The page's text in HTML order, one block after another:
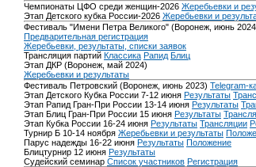
Чемпионаты ЦФО среди женщин-2026 Жеребьевки и
Этап Детского кубка России-2026 Жеребьевки и
Фестиваль "Имени Петра Великого" (Воронеж, июнь
Предварительная регистрация
Жеребьевки, результаты, списки заявок
Трансляция партий Классика Рапид Блиц
Этап ДКР (Воронеж, май 2024)
Жеребьевки и результаты
Фестиваль Петровский (Воронеж, июнь 2023) Telegram-
Этап Детского Кубка России 7-12 июня Результаты
Этап Рапид Гран-При России 13-14 июня Результаты
Этап Блиц Гран-При России 15 июня Результаты
Этап Кубка России 16-24 июня Результаты Трансляции
Турнир Б 10-14 ноября Жеребьевки и результаты
Парус надежды 16-22 июня Результаты Положение
Блицтурнир 12 июня Результаты
Судейский семинар Список участников Регистрация